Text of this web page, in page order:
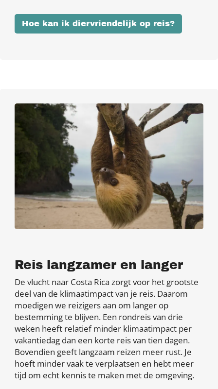
Hoe kan ik diervriendelijk op reis?
Reis langzamer en langer
De vlucht naar Costa Rica zorgt voor het grootste
deel van de klimaatimpact van je reis. Daarom
moedigen we reizigers aan om langer op
bestemming te blijven. Een rondreis van drie
weken heeft relatief minder klimaatimpact per
vakantiedag dan een korte reis van tien dagen.
Bovendien geeft langzaam reizen meer rust. Je
hoeft minder vaak te verplaatsen en hebt meer
tijd om echt kennis te maken met de omgeving.